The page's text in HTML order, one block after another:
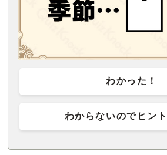
わかった！
わからないのでヒン